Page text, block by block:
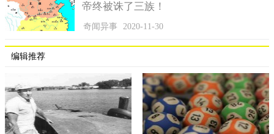
王黼能行贪污之事，还要算上宋徽宗的一份功劳。众所周
知，宋徽宗是一个艺术皇帝，除了执政不精通，其他的他样样都
古玩之物，奇珍异兽。为此，宋徽宗还专门设立了一个应奉局，
这个机构之所以取名为应奉局，乃是以天下奉一人之意。而
应奉局的最高长官便是王黼本人，所收集来的珍品，十件中有九
件都入了他的手。毕竟，这些宝物先经过他之手，然后再由他呈
送宋徽宗。
帝终被诛了三族！
奇闻异事 2020-11-30
编辑推荐